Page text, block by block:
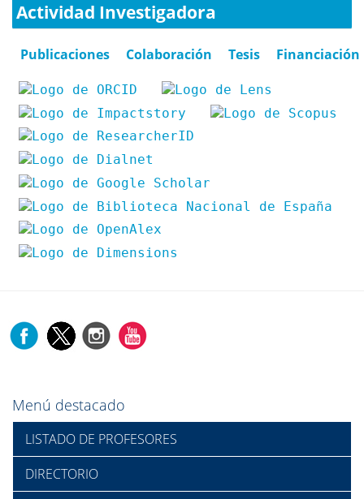
Actividad Investigadora
Publicaciones Colaboración Tesis Financiación
Menú destacado
LISTADO DE PROFESORES
DIRECTORIO